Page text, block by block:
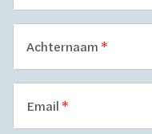
Achternaam
Email